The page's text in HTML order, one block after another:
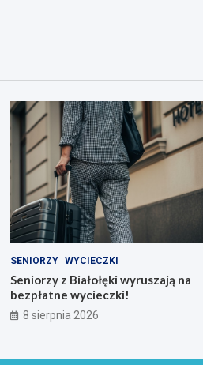
SENIORZY WYCIECZKI
Seniorzy z Białołęki wyruszają na
bezpłatne wycieczki!
8 sierpnia 2026